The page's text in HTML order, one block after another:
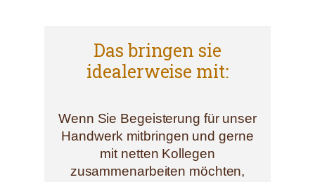
Das bringen sie
idealerweise mit:
Wenn Sie Begeisterung für unser
Handwerk mitbringen und gerne
mit netten Kollegen
zusammenarbeiten möchten,